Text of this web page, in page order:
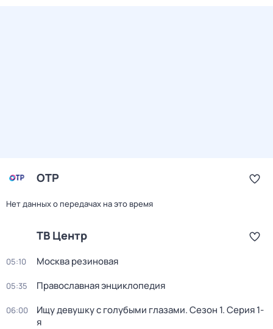
ОТР
Нет данных о передачах на это время
ТВ Центр
05:10 Москва резиновая
05:35 Православная энциклопедия
06:00 Ищу девушку с голубыми глазами. Сезон 1. Серия 1-
я